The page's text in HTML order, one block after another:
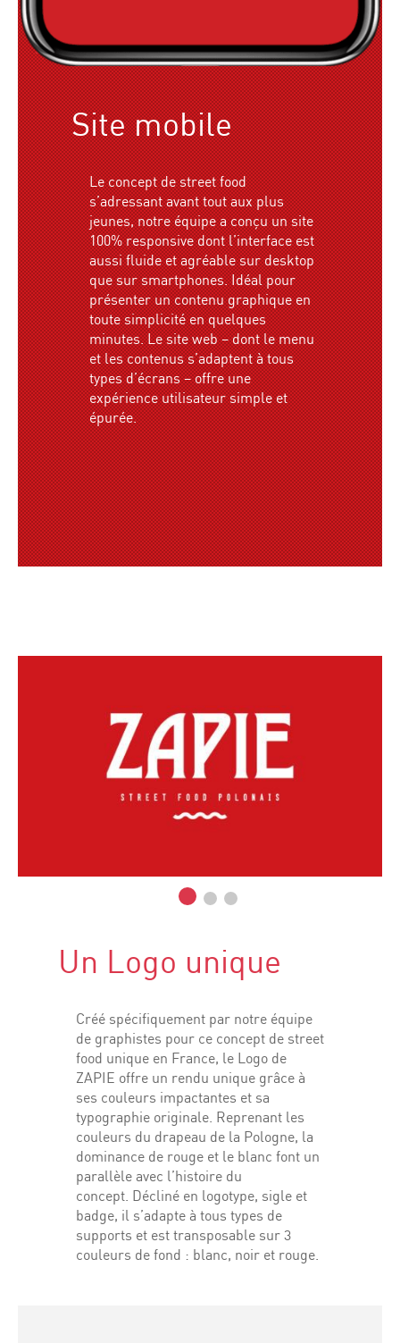
Site mobile
Le concept de street food
s’adressant avant tout aux plus
jeunes, notre équipe a conçu un site
100% responsive dont l’interface est
aussi fluide et agréable sur desktop
que sur smartphones. Idéal pour
présenter un contenu graphique en
toute simplicité en quelques
minutes. Le site web – dont le menu
et les contenus s’adaptent à tous
types d’écrans – offre une
expérience utilisateur simple et
épurée.
Un Logo unique
Créé spécifiquement par notre équipe
de graphistes pour ce concept de street
food unique en France, le Logo de
ZAPIE offre un rendu unique grâce à
ses couleurs impactantes et sa
typographie originale. Reprenant les
couleurs du drapeau de la Pologne, la
dominance de rouge et le blanc font un
parallèle avec l’histoire du
concept. Décliné en logotype, sigle et
badge, il s’adapte à tous types de
supports et est transposable sur 3
couleurs de fond : blanc, noir et rouge.